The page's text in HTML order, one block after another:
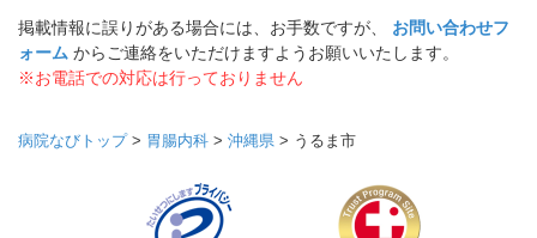
掲載情報に誤りがある場合には、お手数ですが、 お問い合わせフ
ォーム からご連絡をいただけますようお願いいたします。
※お電話での対応は行っておりません
病院なびトップ> 胃腸内科 > 沖縄県 > うるま市